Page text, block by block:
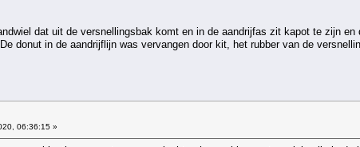
dat uit de versnellingsbak komt en in de aandrijfas zit kapot te zijn
donut in de aandrijflijn was vervangen door kit, het rubber van de
06:36:15 »